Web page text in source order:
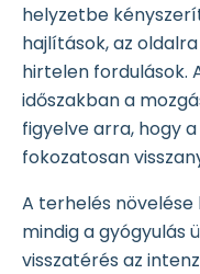
helyzetbe
hajlítások, az
hirtelen fordulások.
időszakban a
figyelve arra, hogy
fokozatosan
A terhelés
mindig a gyógyulás
visszatérés az